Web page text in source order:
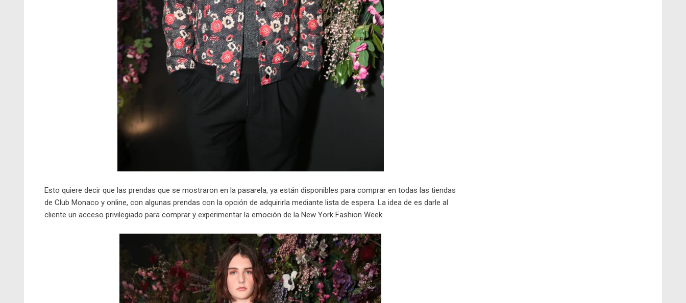
Esto quiere decir que las prendas que se mostraron en la pasarela, ya están disponibles para comprar en todas las tiendas
de Club Monaco y online, con algunas prendas con la opción de adquirirla mediante lista de espera. La idea de es darle al
cliente un acceso privilegiado para comprar y experimentar la emoción de la New York Fashion Week.